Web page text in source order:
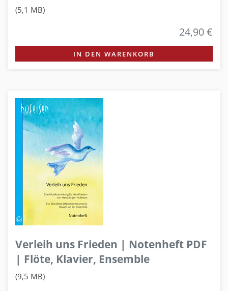
(5,1 MB)
24,90 €
IN DEN WARENKORB
Verleih uns Frieden | Notenheft PDF
| Flöte, Klavier, Ensemble
(9,5 MB)